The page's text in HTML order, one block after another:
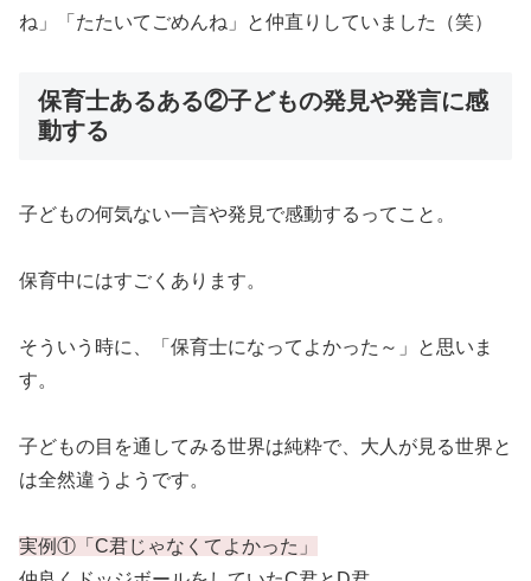
ね」「たたいてごめんね」と仲直りしていました（笑）
保育士あるある②子どもの発見や発言に感
動する
子どもの何気ない一言や発見で感動するってこと。
保育中にはすごくあります。
そういう時に、「保育士になってよかった～」と思いま
す。
子どもの目を通してみる世界は純粋で、大人が見る世界と
は全然違うようです。
実例①「C君じゃなくてよかった」